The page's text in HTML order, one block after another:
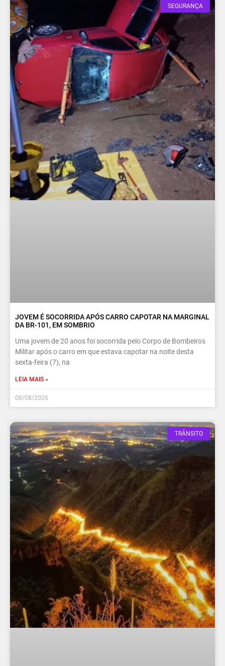
SEGURANÇA
JOVEM É SOCORRIDA APÓS CARRO CAPOTAR NA MARGINAL
DA BR-101, EM SOMBRIO
Uma jovem de 20 anos foi socorrida pelo Corpo de Bombeiros
Militar após o carro em que estava capotar na noite desta
sexta-feira (7), na
LEIA MAIS »
08/08/2026
TRÂNSITO